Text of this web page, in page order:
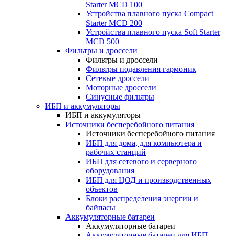
Starter MCD 100
Устройства плавного пуска Compact
Starter MCD 200
Устройства плавного пуска Soft Starter
MCD 500
Фильтры и дроссели
Фильтры и дроссели
Фильтры подавления гармоник
Сетевые дроссели
Моторные дроссели
Синусные фильтры
ИБП и аккумуляторы
ИБП и аккумуляторы
Источники бесперебойного питания
Источники бесперебойного питания
ИБП для дома, для компьютера и
рабочих станций
ИБП для сетевого и серверного
оборудования
ИБП для ЦОД и производственных
объектов
Блоки распределения энергии и
байпасы
Аккумуляторные батареи
Аккумуляторные батареи